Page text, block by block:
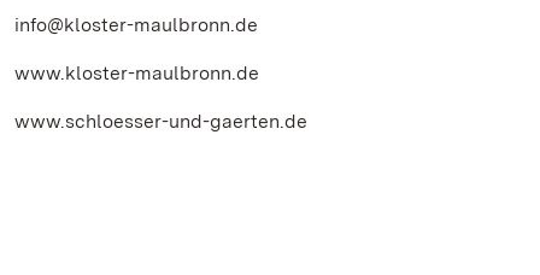
info@kloster-maulbronn.de
www.kloster-maulbronn.de
www.schloesser-und-gaerten.de